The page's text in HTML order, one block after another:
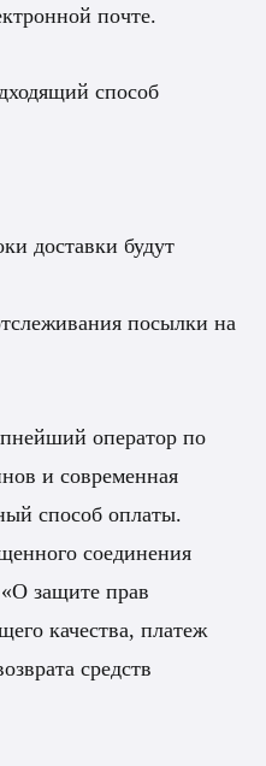
почте.
способ
доставки будут
посылки на
оператор по
и современная
способ оплаты.
соединения
защите прав
качества, платеж
средств